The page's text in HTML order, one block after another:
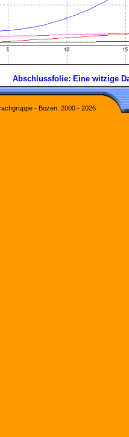
Abschlussfolie: Eine witzige
- Bozen. 2000 - 2026